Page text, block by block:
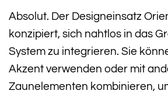
Absolut. Der Designeinsatz
konzipiert, sich nahtlos in das
System zu integrieren. Sie
Akzent verwenden oder mit
Zaunelementen kombinieren,